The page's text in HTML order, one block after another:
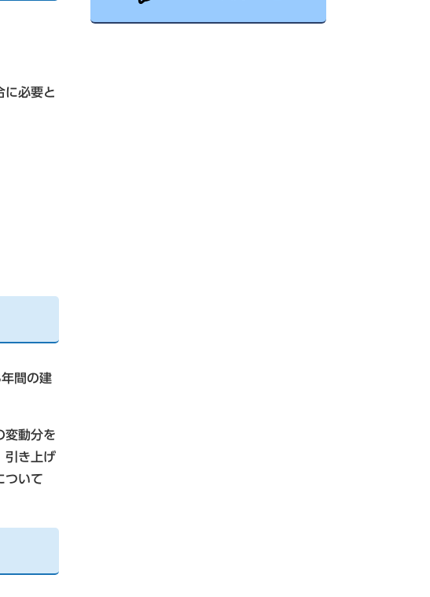
に必要と
間の建
変動分を
引き上げ
ついて